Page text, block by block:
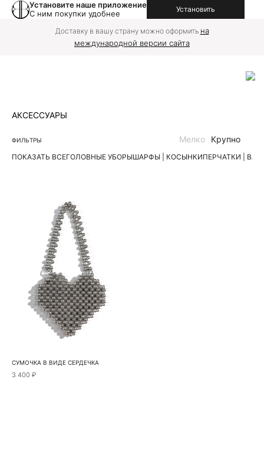
Установите наше приложение
С ним покупки удобнее
Установить
Доставку в вашу страну можно оформить на
международной версии сайта
АКСЕССУАРЫ
ФИЛЬТРЫ
ПОКАЗАТЬ ВСЕГОЛОВНЫЕ УБОРЫШАРФЫ | КОСЫНКИПЕРЧАТКИ |
Мелко Крупно
СУМОЧКА В ВИДЕ СЕРДЕЧКА
3 400 ₽